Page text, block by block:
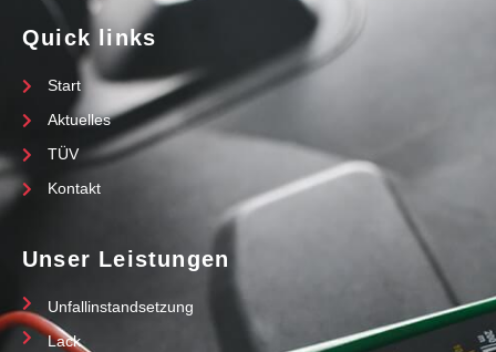
Quick links
Start
Aktuelles
TÜV
Kontakt
Unser Leistungen
Unfallinstandsetzung
Lack